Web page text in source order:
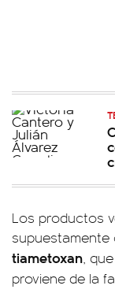
Los productos
tiametoxan,
proviene de la